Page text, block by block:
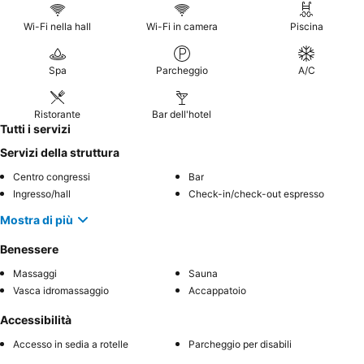
Wi-Fi nella hall Wi-Fi in camera Piscina
Spa Parcheggio A/C
Ristorante Bar dell'hotel
Tutti i servizi
Servizi della struttura
Centro congressi
Bar
Ingresso/hall
Check-in/check-out espresso
Mostra di più
Benessere
Massaggi
Sauna
Vasca idromassaggio
Accappatoio
Accessibilità
Accesso in sedia a rotelle Parcheggio per disabili